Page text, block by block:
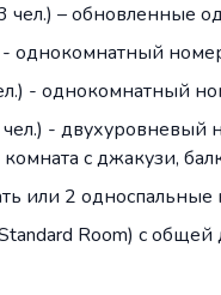
чел.) – обновленные
однокомнатный
- однокомнатный
чел.) - двухуровневый
с джакузи,
или 2 односпальные
Room) с